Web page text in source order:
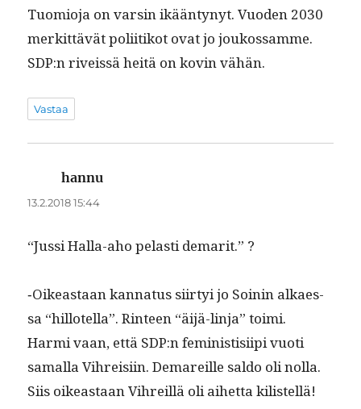
Tuomio­ja on varsin ikään­tynyt. Vuo­den 2030
merkit­tävät poli­itikot ovat jo joukos­samme.
SDP:n riveis­sä heitä on kovin vähän.
Vastaa
hannu
13.2.2018 15:44
“Jus­si Hal­la-aho pelasti demarit.” ?
‑Oikeas­t­aan kan­na­tus siir­tyi jo Soinin alka­es­
sa “hillotel­la”. Rin­teen “äijä-lin­ja” toimi.
Har­mi vaan, että SDP:n fem­i­nis­tisi­ipi vuoti
samal­la Vihreisi­in. Demareille sal­do oli nolla.
Siis oikeas­t­aan Vihreil­lä oli aihet­ta kilistellä!